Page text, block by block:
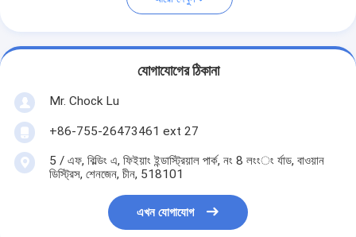
যোগাযোগের ঠিকানা
Mr. Chock Lu
+86-755-26473461 ext 27
5 / এফ, বিল্ডিং এ, ফিইয়াং ইন্ডাস্ট্রিয়াল পার্ক, নং 8 লংংং র্যাড, বাওয়ান
ডিস্ট্রিস, শেনজেন, চীন, 518101
এখন যোগাযোগ